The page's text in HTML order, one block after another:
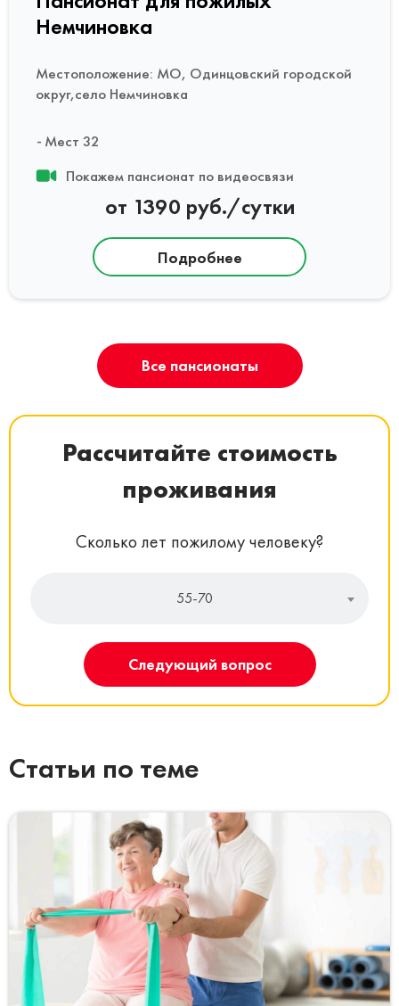
Немчиновка
Местоположение: МО, Одинцовский городской
округ,село Немчиновка
Мест 32
Покажем пансионат по видеосвязи
от 1390 руб./сутки
Подробнее
Все пансионаты
Рассчитайте стоимость
проживания
Сколько лет пожилому человеку?
55-70
Следующий вопрос
Статьи по теме